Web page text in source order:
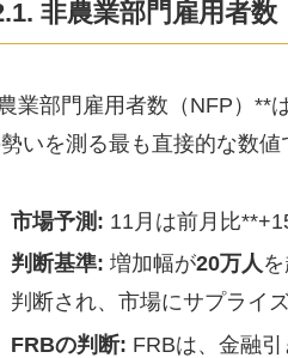
非農業部門雇用者
業部門雇用者数（NFP）**
いを測る最も直接的な数値
市場予測: 11月は前月比
判断基準: 増加幅が20万人
判断され、市場にサプライ
FRBの判断: FRBは、金融